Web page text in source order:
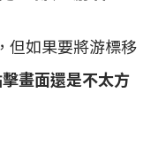
但如果要將游標移
畫面還是不太方